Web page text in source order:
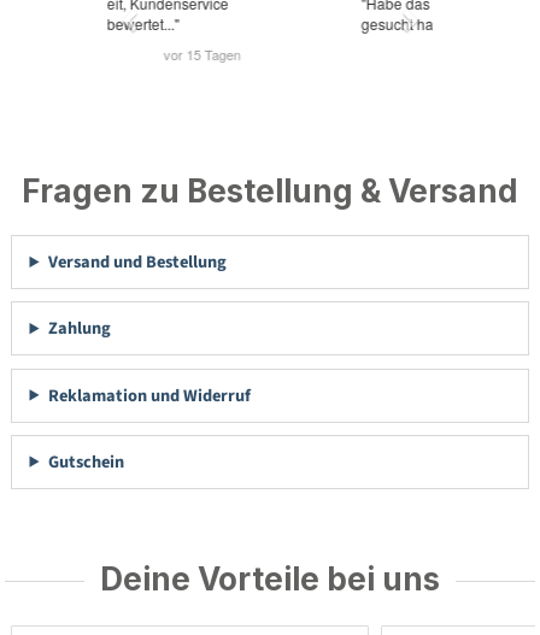
Fragen zu Bestellung & Versand
Versand und Bestellung
Zahlung
Reklamation und Widerruf
Gutschein
Deine Vorteile bei uns